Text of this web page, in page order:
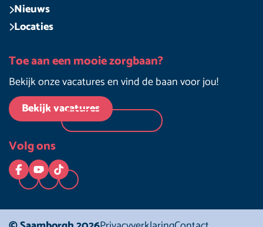
Nieuws
Locaties
Toe aan een mooie zorgbaan?
Bekijk onze vacatures en vind de baan voor jou!
Bekijk vacatures
Volg ons
Logo Facebook
Logo YouTube
Logo TikTok